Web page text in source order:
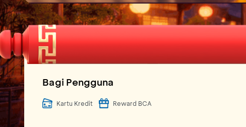
Bagi Pengguna
Kartu Kredit Reward BCA